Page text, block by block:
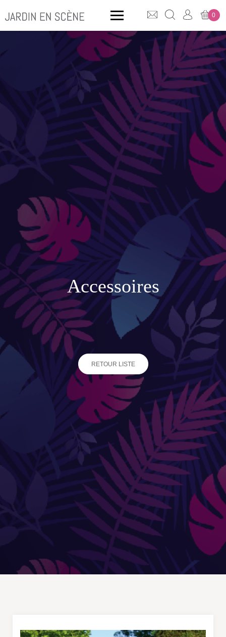
CLICK & COLLECT
MOBILIER OUTDOOR
Bancs
Rangements
ACCESSOIRES
Accessoires de jardinage
Boites aux lettres
Enceintes extérieures
BACS ET JARDINIÈRES
Jarres / Vases
Pots / Bacs
Pots XXL
CÔTÉ EAU
DÉCORATIONS ET STATUES
Parasols droits
0
QUE CHERCHEZ-VOUS ?
Accessoires
RETOUR LISTE